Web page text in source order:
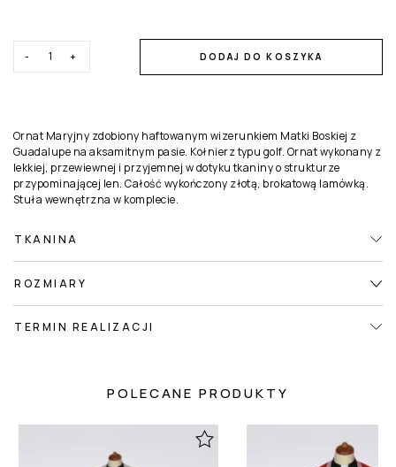
- + DODAJ DO KOSZYKA
Ornat Maryjny zdobiony haftowanym wizerunkiem Matki Boskiej z
Guadalupe na aksamitnym pasie. Kołnierz typu golf. Ornat wykonany z
lekkiej, przewiewnej i przyjemnej w dotyku tkaniny o strukturze
przypominającej len. Całość wykończony złotą, brokatową lamówką.
Stuła wewnętrzna w komplecie.
TKANINA
ROZMIARY
TERMIN REALIZACJI
POLECANE PRODUKTY